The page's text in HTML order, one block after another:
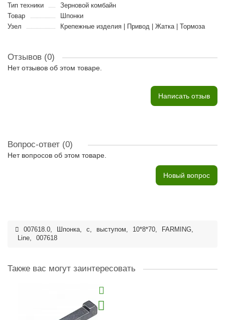
Тип техники
Зерновой комбайн
Товар
Шпонки
Узел
Крепежные изделия | Привод | Жатка | Тормоза
Отзывов (0)
Нет отзывов об этом товаре.
Написать отзыв
Вопрос-ответ (0)
Нет вопросов об этом товаре.
Новый вопрос
007618.0, Шпонка, с, выступом, 10*8*70, FARMING,
Line, 007618
Также вас могут заинтересовать